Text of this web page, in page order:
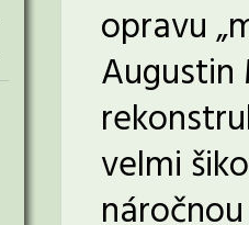
opravu
Augustin
velmi